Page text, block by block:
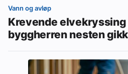
Vann og avløp
Krevende elvekryssing
byggherren nesten